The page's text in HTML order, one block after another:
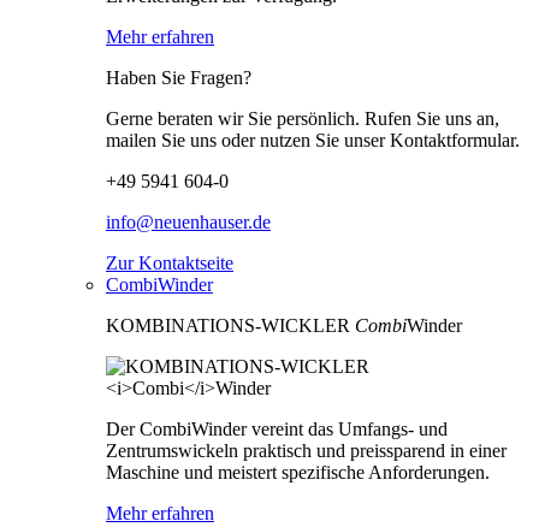
Mehr erfahren
Haben Sie Fragen?
Gerne beraten wir Sie persönlich. Rufen Sie uns an,
mailen Sie uns oder nutzen Sie unser Kontaktformular.
+49 5941 604-0
info@neuenhauser.de
Zur Kontaktseite
CombiWinder
KOMBINATIONS-WICKLER CombiWinder
Der CombiWinder vereint das Umfangs- und
Zentrumswickeln praktisch und preissparend in einer
Maschine und meistert spezifische Anforderungen.
Mehr erfahren